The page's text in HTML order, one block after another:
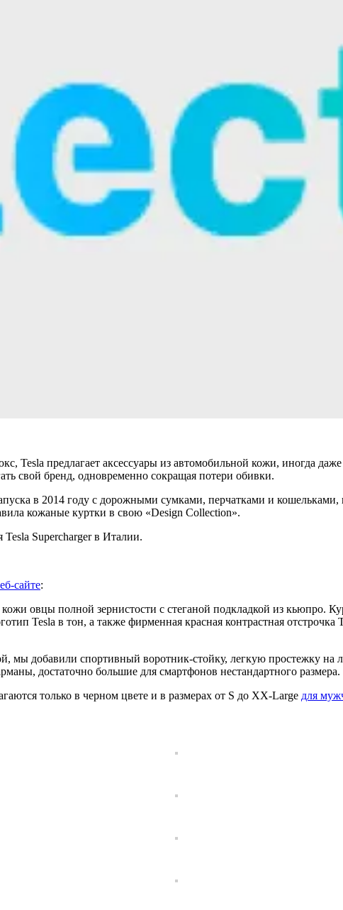
Tesla предлагает аксессуары из автомобильной кожи, иногда
свой бренд, одновременно сокращая потери обивки.
в 2014 году с дорожными сумками, перчатками и кошельками,
кожаные куртки в свою «Design Collection».
Tesla Supercharger в Италии.
сайте:
овцы полной зернистости с стеганой подкладкой из кьюпро.
Tesla в тон, а также фирменная красная контрастная
мы добавили спортивный воротник-стойку, легкую простежку на
достаточно большие для смартфонов нестандартного размера.
только в черном цвете и в размерах от S до XX-Large для